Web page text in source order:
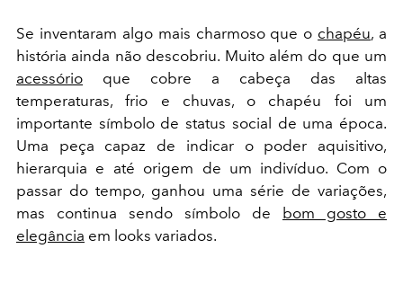
Se inventaram algo mais charmoso que o chapéu, a
história ainda não descobriu. Muito além do que um
acessório que cobre a cabeça das altas
temperaturas, frio e chuvas, o chapéu foi um
importante símbolo de status social de uma época.
Uma peça capaz de indicar o poder aquisitivo,
hierarquia e até origem de um indivíduo. Com o
passar do tempo, ganhou uma série de variações,
mas continua sendo símbolo de bom gosto e
elegância em looks variados.